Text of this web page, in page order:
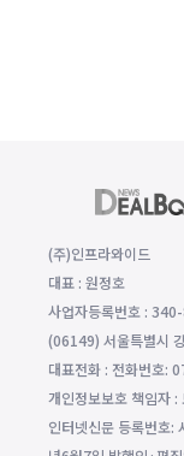
(주)인프라와이드
대표 : 원정호
사업자등록번호 :
(06149) 서울특별시
대표전화 : 전화번호
개인정보보호 책임자 :
인터넷신문 등록번호